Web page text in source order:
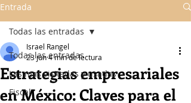
Entrada
Todas las entradas
Las mas visitadas y usadas
Fiscal
Todas las entradas
Estrategias empresariales
en México: Claves para el
Israel Rangel
23 jun4 min de lectura